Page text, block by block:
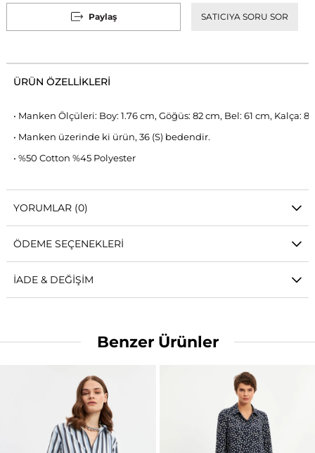
Paylaş SATICIYA SORU SOR
ÜRÜN ÖZELLIKLERI
• Manken Ölçüleri: Boy: 1.76 cm, Göğüs: 82 cm, Bel: 61 cm, Kalça:
• Manken üzerinde ki ürün, 36 (S) bedendir.
• %50 Cotton %45 Polyester
YORUMLAR (0)
ÖDEME SEÇENEKLERI
İADE & DEĞIŞIM
Benzer Ürünler